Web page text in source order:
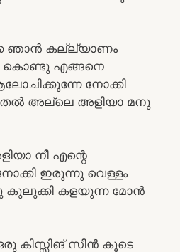
ഞാൻ കല്ല്യാണം
കൊണ്ടു എങ്ങനെ
നോക്കി
മുതൽ അല്ലെ അളിയാ മനു
നീ എന്റെ
ഇരുന്നു വെള്ളം
കുലുക്കി കളയുന്ന മോൻ
കിസ്സിങ് സീൻ കൂടെ